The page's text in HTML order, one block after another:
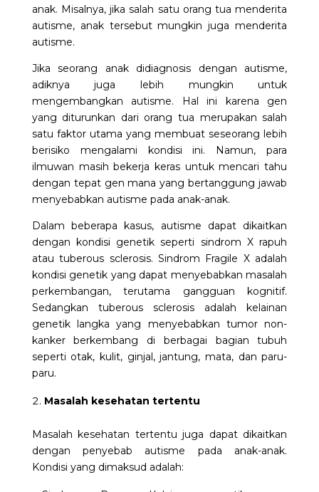
anak. Misalnya, jika salah satu orang tua menderita
autisme, anak tersebut mungkin juga menderita
autisme.
Jika seorang anak didiagnosis dengan autisme,
adiknya juga lebih mungkin untuk
mengembangkan autisme. Hal ini karena gen
yang diturunkan dari orang tua merupakan salah
satu faktor utama yang membuat seseorang lebih
berisiko mengalami kondisi ini. Namun, para
ilmuwan masih bekerja keras untuk mencari tahu
dengan tepat gen mana yang bertanggung jawab
menyebabkan autisme pada anak-anak.
Dalam beberapa kasus, autisme dapat dikaitkan
dengan kondisi genetik seperti sindrom X rapuh
atau tuberous sclerosis. Sindrom Fragile X adalah
kondisi genetik yang dapat menyebabkan masalah
perkembangan, terutama gangguan kognitif.
Sedangkan tuberous sclerosis adalah kelainan
genetik langka yang menyebabkan tumor non-
kanker berkembang di berbagai bagian tubuh
seperti otak, kulit, ginjal, jantung, mata, dan paru-
paru.
Masalah kesehatan tertentu
Masalah kesehatan tertentu juga dapat dikaitkan
dengan penyebab autisme pada anak-anak.
Kondisi yang dimaksud adalah: